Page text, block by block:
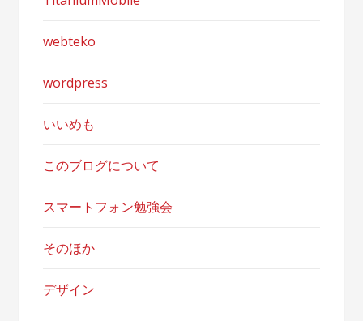
webteko
wordpress
いいめも
このブログについて
スマートフォン勉強会
そのほか
デザイン